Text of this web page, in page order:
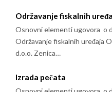
Održavanje fiskalnih
Osnovni elementi ugovora o
Održavanje fiskalnih uređaja
d.o.o. Zenica…
Izrada pečata